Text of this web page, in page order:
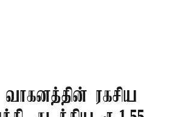
ரகசிய